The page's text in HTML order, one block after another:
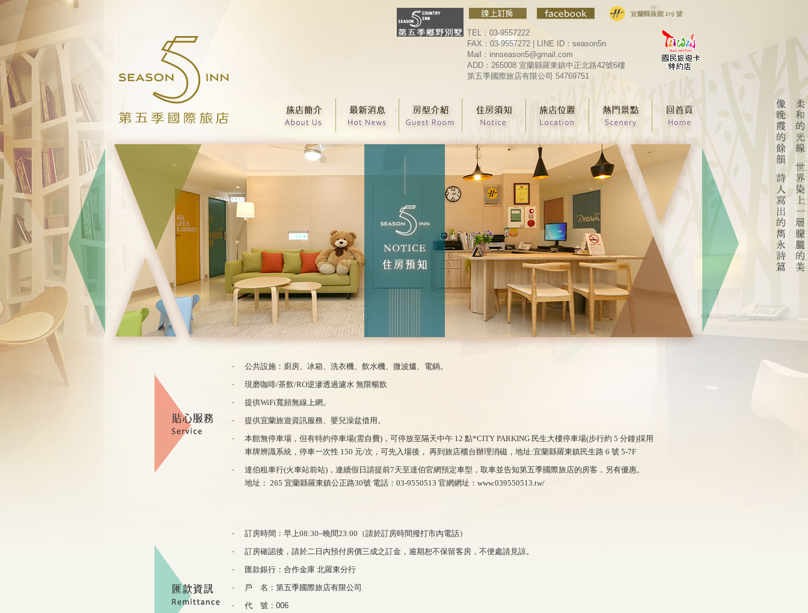
TEL：03-9557222
FAX：03-9557272 | LINE ID：season5n
Mail：innseason5@gmail.com
ADD：265008 宜蘭縣羅東鎮中正北路42號6樓
第五季國際旅店有限公司 54769751
‧
公共設施：廚房、冰箱、洗衣機、飲水機、微波爐、電鍋。
‧
現磨咖啡/茶飲/RO逆滲透過濾水 無限暢飲
‧
提供WiFi寬頻無線上網。
‧
提供宜蘭旅遊資訊服務、嬰兒澡盆借用。
‧
本館無停車場，但有特約停車場(需自費)，可停放至隔天中午 12 點*CITY PARKING 民生大樓停車場(步行約 5 分鐘)採用
車牌辨識系統，停車一次性 150 元/次，可先入場後， 再到旅店櫃台辦理消磁，地址:宜蘭縣羅東鎮民生路 6 號 5-7F
‧
達伯租車行(火車站前站)，連續假日請提前7天至達伯官網預定車型，取車並告知第五季國際旅店的房客，另有優惠。
地址： 265 宜蘭縣羅東鎮公正路30號 電話：03-9550513 官網網址：www.039550513.tw/
‧
訂房時間：早上08:30~晚間23:00（請於訂房時間撥打市內電話）
‧
訂房確認後，請於二日內預付房價三成之訂金，逾期恕不保留客房，不便處請見諒。
‧
匯款銀行：合作金庫 北羅東分行
‧
戶 名：第五季國際旅店有限公司
‧
代 號： 006